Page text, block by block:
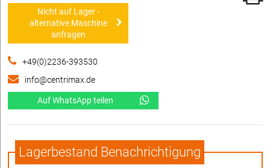
Nicht auf Lager -
alternative Maschine
anfragen
+49(0)2236-393530
info@centrimax.de
Auf WhatsApp teilen
Lagerbestand Benachrichtigung